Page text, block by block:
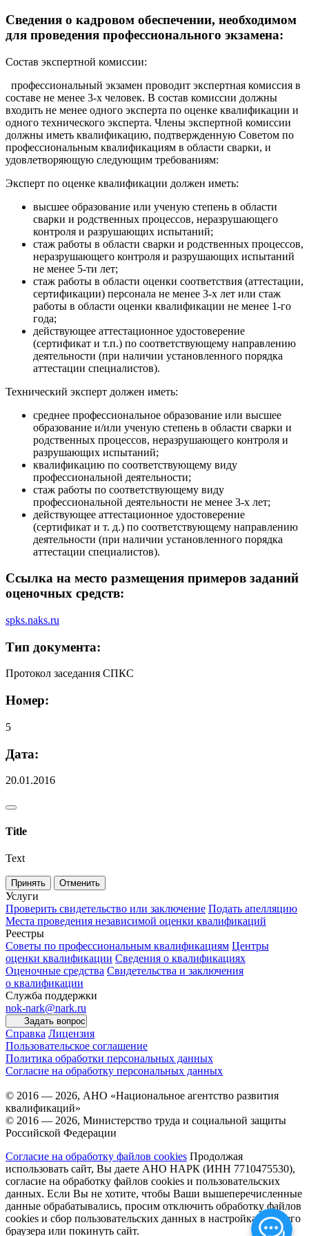
Сведения о кадровом обеспечении, необходимом
для проведения профессионального экзамена:
Состав экспертной комиссии:
профессиональный экзамен проводит экспертная комиссия в
составе не менее 3-х человек. В состав комиссии должны
входить не менее одного эксперта по оценке квалификации и
одного технического эксперта. Члены экспертной комиссии
должны иметь квалификацию, подтвержденную Советом по
профессиональным квалификациям в области сварки, и
удовлетворяющую следующим требованиям:
Эксперт по оценке квалификации должен иметь:
высшее образование или ученую степень в области
сварки и родственных процессов, неразрушающего
контроля и разрушающих испытаний;
стаж работы в области сварки и родственных процессов,
неразрушающего контроля и разрушающих испытаний
не менее 5-ти лет;
стаж работы в области оценки соответствия (аттестации,
сертификации) персонала не менее 3-х лет или стаж
работы в области оценки квалификации не менее 1-го
года;
действующее аттестационное удостоверение
(сертификат и т.п.) по соответствующему направлению
деятельности (при наличии установленного порядка
аттестации специалистов).
Технический эксперт должен иметь:
среднее профессиональное образование или высшее
образование и/или ученую степень в области сварки и
родственных процессов, неразрушающего контроля и
разрушающих испытаний;
квалификацию по соответствующему виду
профессиональной деятельности;
стаж работы по соответствующему виду
профессиональной деятельности не менее 3-х лет;
действующее аттестационное удостоверение
(сертификат и т. д.) по соответствующему направлению
деятельности (при наличии установленного порядка
аттестации специалистов).
Ссылка на место размещения примеров заданий
оценочных средств:
spks.naks.ru
Тип документа:
Протокол заседания СПКС
Номер:
5
Дата:
20.01.2016
Title
Text
Принять Отменить
Услуги
Проверить свидетельство или заключение Подать апелляцию
Места проведения независимой оценки квалификаций
Реестры
Советы по профессиональным квалификациям Центры
оценки квалификации Сведения о квалификациях
Оценочные средства Свидетельства и заключения
о квалификации
Служба поддержки
nok-nark@nark.ru
Задать вопрос
Справка Лицензия
Пользовательское соглашение
Политика обработки персональных данных
Согласие на обработку персональных данных
© 2016 — 2026, АНО «Национальное агентство развития
квалификаций»
© 2016 — 2026, Министерство труда и социальной защиты
Российской Федерации
Согласие на обработку файлов cookies Продолжая
использовать сайт, Вы даете АНО НАРК (ИНН 7710475530),
согласие на обработку файлов cookies и пользовательских
данных. Если Вы не хотите, чтобы Ваши вышеперечисленные
данные обрабатывались, просим отключить обработку файлов
cookies и сбор пользовательских данных в настройках Вашего
браузера или покинуть сайт.